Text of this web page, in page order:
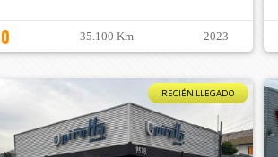
35.100 Km 2023
RECIÉN LLEGADO